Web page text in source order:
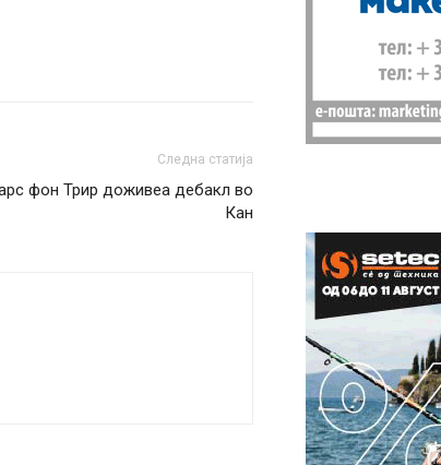
Следна статија
фон Трир доживеа дебакл во
Кан